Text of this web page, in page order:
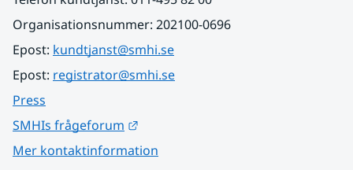
Organisationsnummer: 202100-0696
Epost: kundtjanst@smhi.se
Epost: registrator@smhi.se
Press
SMHIs frågeforum
Mer kontaktinformation